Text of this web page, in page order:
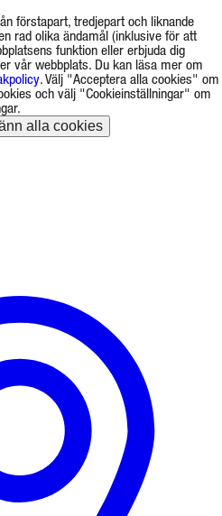
förstapart, tredjepart och liknande
rad olika ändamål (inklusive för att
funktion eller erbjuda dig
vår webbplats. Du kan läsa mer om
. Välj "Acceptera alla cookies" om
och välj "Cookieinställningar" om
alla cookies